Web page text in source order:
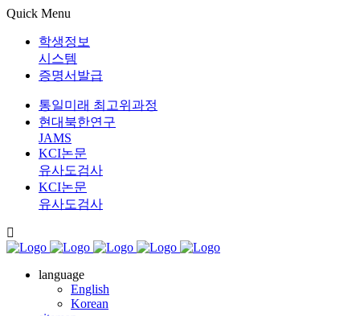
Quick Menu
학생정보
시스템
증명서발급
통일미래 최고위과정
현대북한연구
JAMS
KCI논문
유사도검사
KCI논문
유사도검사
language
English
Korean